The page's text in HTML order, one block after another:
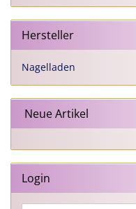
Hersteller
Nagelladen
Neue Artikel
Login